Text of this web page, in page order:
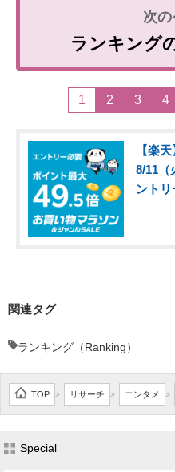
ランキング
1 2 3 4
【楽
8/11
ントリ
関連タグ
ランキング（Ranking）
TOP > リサーチ > エンタメ >
Special